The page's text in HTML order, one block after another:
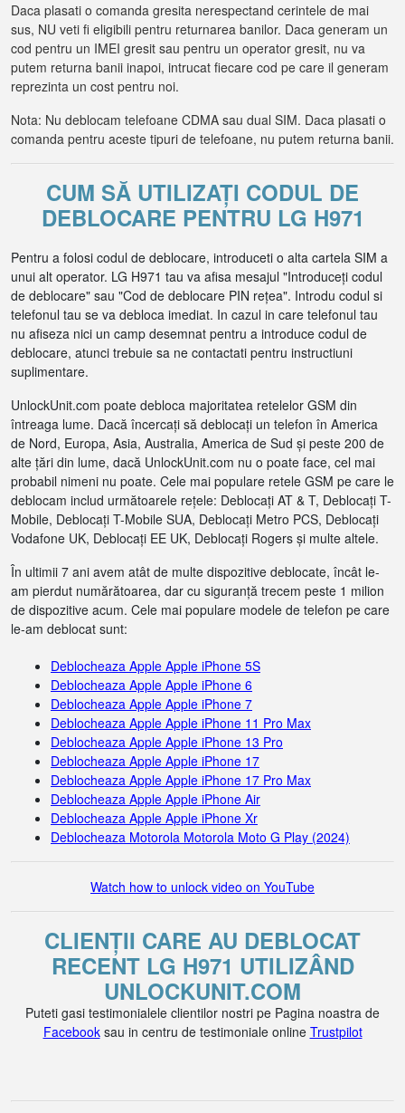
Daca plasati o comanda gresita nerespectand cerintele de mai
sus, NU veti fi eligibili pentru returnarea banilor. Daca generam un
cod pentru un IMEI gresit sau pentru un operator gresit, nu va
putem returna banii inapoi, intrucat fiecare cod pe care il generam
reprezinta un cost pentru noi.
Nota: Nu deblocam telefoane CDMA sau dual SIM. Daca plasati o
comanda pentru aceste tipuri de telefoane, nu putem returna banii.
CUM SĂ UTILIZAȚI CODUL DE
DEBLOCARE PENTRU LG H971
Pentru a folosi codul de deblocare, introduceti o alta cartela SIM a
unui alt operator. LG H971 tau va afisa mesajul "Introduceți codul
de deblocare" sau "Cod de deblocare PIN rețea". Introdu codul si
telefonul tau se va debloca imediat. In cazul in care telefonul tau
nu afiseza nici un camp desemnat pentru a introduce codul de
deblocare, atunci trebuie sa ne contactati pentru instructiuni
suplimentare.
UnlockUnit.com poate debloca majoritatea retelelor GSM din
întreaga lume. Dacă încercați să deblocați un telefon în America
de Nord, Europa, Asia, Australia, America de Sud și peste 200 de
alte țări din lume, dacă UnlockUnit.com nu o poate face, cel mai
probabil nimeni nu poate. Cele mai populare retele GSM pe care le
deblocam includ următoarele rețele: Deblocați AT & T, Deblocați T-
Mobile, Deblocați T-Mobile SUA, Deblocați Metro PCS, Deblocați
Vodafone UK, Deblocați EE UK, Deblocați Rogers și multe altele.
În ultimii 7 ani avem atât de multe dispozitive deblocate, încât le-
am pierdut numărătoarea, dar cu siguranță trecem peste 1 milion
de dispozitive acum. Cele mai populare modele de telefon pe care
le-am deblocat sunt:
Deblocheaza Apple Apple iPhone 5S
Deblocheaza Apple Apple iPhone 6
Deblocheaza Apple Apple iPhone 7
Deblocheaza Apple Apple iPhone 11 Pro Max
Deblocheaza Apple Apple iPhone 13 Pro
Deblocheaza Apple Apple iPhone 17
Deblocheaza Apple Apple iPhone 17 Pro Max
Deblocheaza Apple Apple iPhone Air
Deblocheaza Apple Apple iPhone Xr
Deblocheaza Motorola Motorola Moto G Play (2024)
Watch how to unlock video on YouTube
CLIENȚII CARE AU DEBLOCAT
RECENT LG H971 UTILIZÂND
UNLOCKUNIT.COM
Puteti gasi testimonialele clientilor nostri pe Pagina noastra de
Facebooksau in centru de testimoniale online Trustpilot